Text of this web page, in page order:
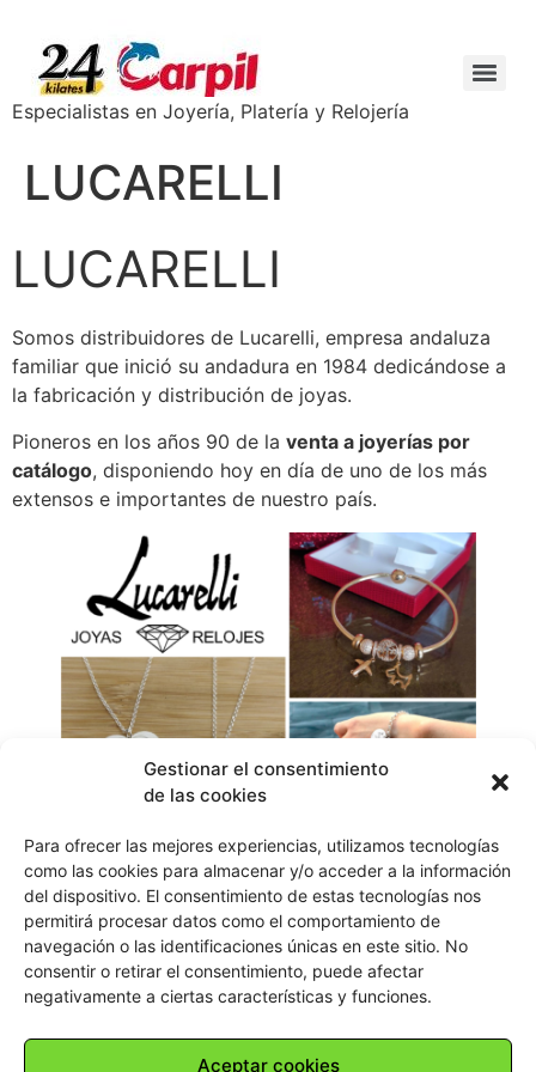
Gestionar el consentimiento
de las cookies
Para ofrecer las mejores experiencias, utilizamos tecnologías
como las cookies para almacenar y/o acceder a la información
del dispositivo. El consentimiento de estas tecnologías nos
permitirá procesar datos como el comportamiento de
navegación o las identificaciones únicas en este sitio. No
consentir o retirar el consentimiento, puede afectar
negativamente a ciertas características y funciones.
Aceptar cookies
Especialistas en Joyería, Platería y Relojería
LUCARELLI
LUCARELLI
Somos distribuidores de Lucarelli, empresa andaluza
familiar que inició su andadura en 1984 dedicándose a
la fabricación y distribución de joyas.
Pioneros en los años 90 de la venta a joyerías por
catálogo, disponiendo hoy en día de uno de los más
extensos e importantes de nuestro país.
Disponen de colecciones de joyas de gran calidad para
todos los estilos: sencillas, elegantes, modernas,
clásicas…